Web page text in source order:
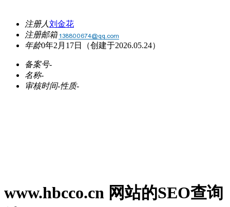
注册人刘金花
注册邮箱
年龄0年2月17日 （创建于2026.05.24）
备案号-
名称-
审核时间-性质-
www.hbcco.cn 网站的SEO查询